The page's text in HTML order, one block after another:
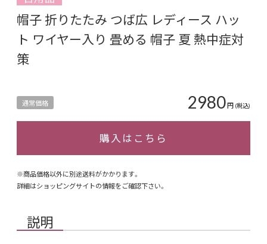
帽子 折りたたみ つば広 レディース ハッ
ト ワイヤー入り 畳める 帽子 夏 熱中症対
策
通常価格 2980円 (税込)
購入はこちら
※商品価格以外に別途送料がかかります。
詳細はショッピングサイトの情報をご確認下さい。
説明